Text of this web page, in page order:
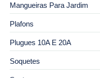
Mangueiras Para Jardim
Plafons
Plugues 10A E 20A
Soquetes